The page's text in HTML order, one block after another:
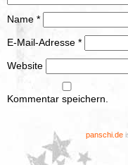
Name *
E-Mail-Adresse *
Website
Kommentar speichern.
panschi.de